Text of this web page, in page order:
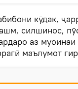
кӯдак,
силшинос,
аз
маълумот